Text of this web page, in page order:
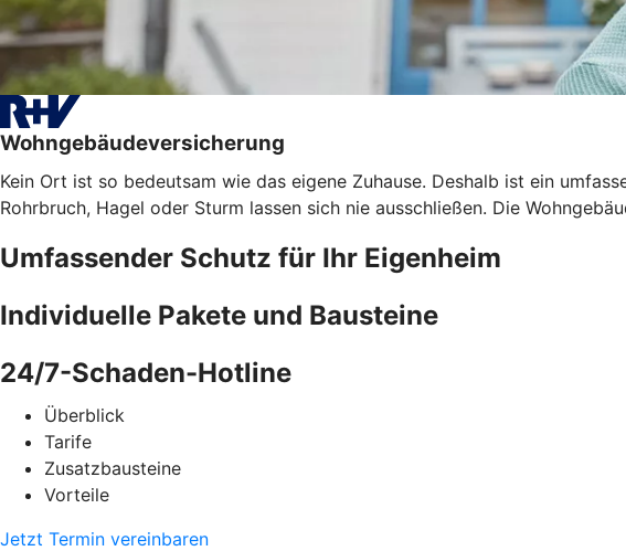
Wohngebäudeversicherung
Kein Ort ist so bedeutsam wie das eigene Zuhause. Deshalb ist ein
Rohrbruch, Hagel oder Sturm lassen sich nie ausschließen. Die
Umfassender Schutz für Ihr Eigenheim
Individuelle Pakete und Bausteine
24/7-Schaden-Hotline
Überblick
Tarife
Zusatzbausteine
Vorteile
Jetzt Termin vereinbaren